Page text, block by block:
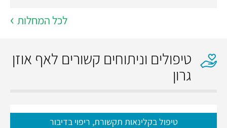
לכל המחלות
טיפולים וניתוחים קשורים לאף אוזן
גרון
טיפול בקלינאות תקשורת, ריפוי בדיבור